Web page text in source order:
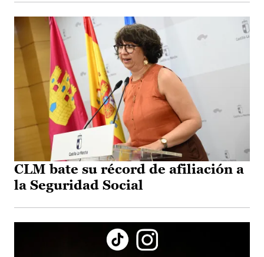
CLM bate su récord de afiliación a
la Seguridad Social